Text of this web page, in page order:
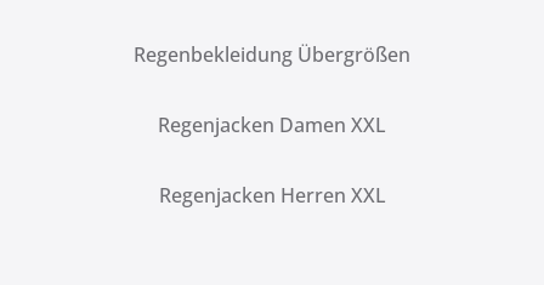
Regenbekleidung Übergrößen
Regenjacken Damen XXL
Regenjacken Herren XXL